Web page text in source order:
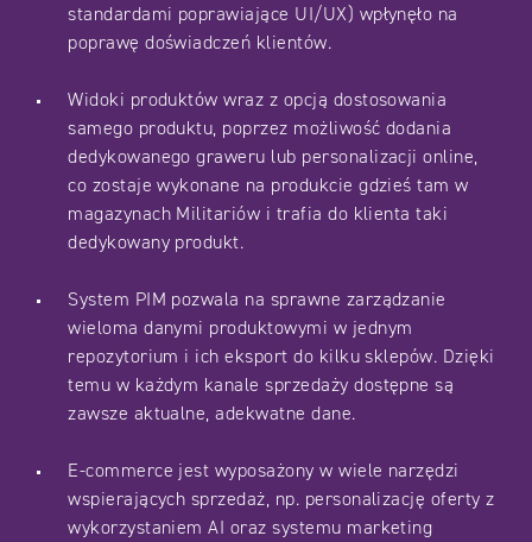
standardami poprawiające UI/UX) wpłynęło na
poprawę doświadczeń klientów.
Widoki produktów wraz z opcją dostosowania
samego produktu, poprzez możliwość dodania
dedykowanego graweru lub personalizacji online,
co zostaje wykonane na produkcie gdzieś tam w
magazynach Militariów i trafia do klienta taki
dedykowany produkt.
System PIM pozwala na sprawne zarządzanie
wieloma danymi produktowymi w jednym
repozytorium i ich eksport do kilku sklepów. Dzięki
temu w każdym kanale sprzedaży dostępne są
zawsze aktualne, adekwatne dane.
E-commerce jest wyposażony w wiele narzędzi
wspierających sprzedaż, np. personalizację oferty z
wykorzystaniem AI oraz systemu marketing